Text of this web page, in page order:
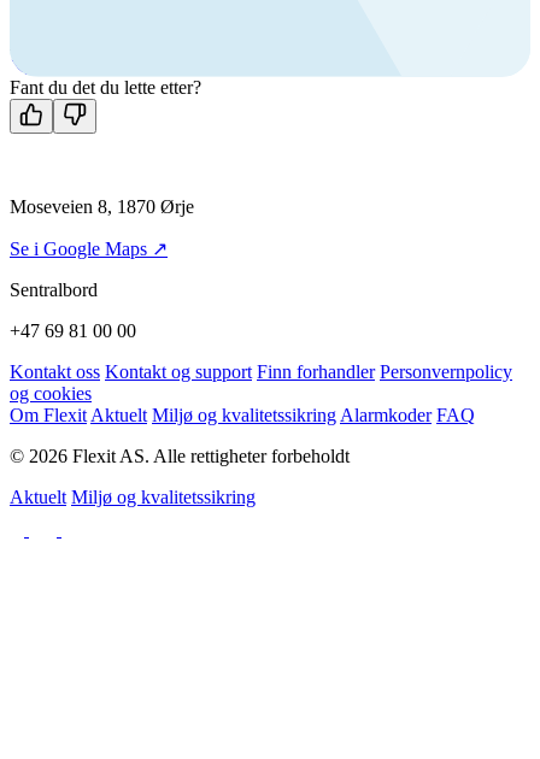
Kontakt oss
Fant du det du lette etter?
Moseveien 8, 1870 Ørje
Se i Google Maps ↗
Sentralbord
+47 69 81 00 00
Kontakt oss Kontakt og support Finn forhandler Personvernpolicy
og cookies
Om Flexit Aktuelt Miljø og kvalitetssikring Alarmkoder FAQ
© 2026 Flexit AS. Alle rettigheter forbeholdt
Aktuelt Miljø og kvalitetssikring